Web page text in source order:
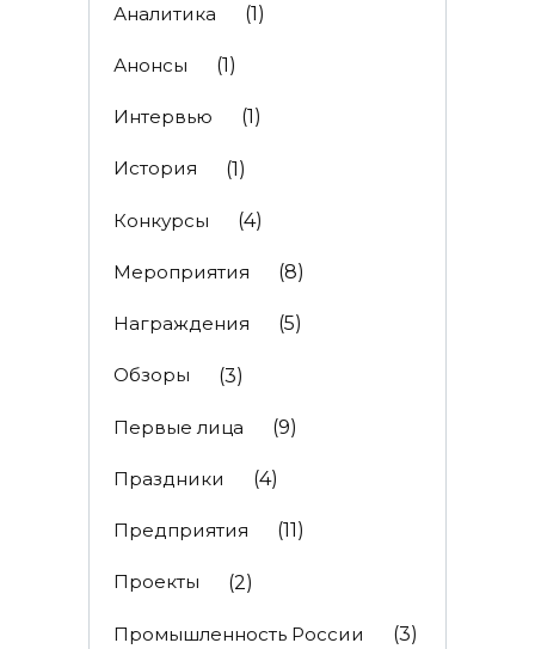
Аналитика (1)
Анонсы (1)
Интервью (1)
История (1)
Конкурсы (4)
Мероприятия (8)
Награждения (5)
Обзоры (3)
Первые лица (9)
Праздники (4)
Предприятия (11)
Проекты (2)
Промышленность России (3)